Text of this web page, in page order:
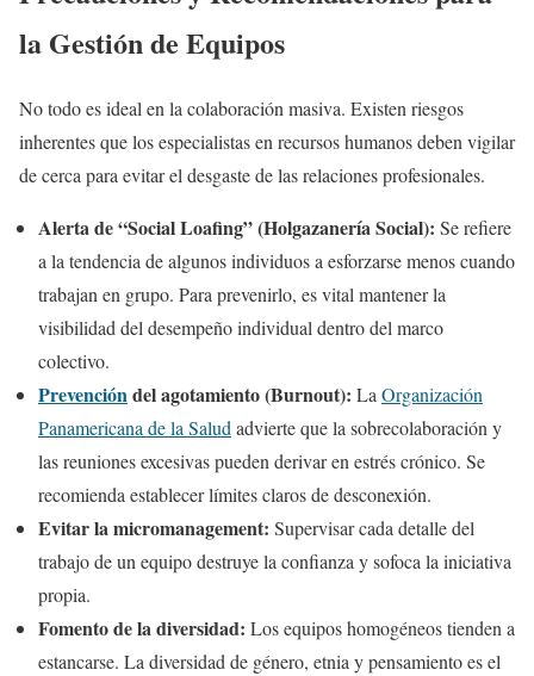
la Gestión de Equipos
No todo es ideal en la colaboración masiva. Existen riesgos
inherentes que los especialistas en recursos humanos deben vigilar
de cerca para evitar el desgaste de las relaciones profesionales.
Alerta de “Social Loafing” (Holgazanería Social): Se refiere
a la tendencia de algunos individuos a esforzarse menos cuando
trabajan en grupo. Para prevenirlo, es vital mantener la
visibilidad del desempeño individual dentro del marco
colectivo.
Prevencióndel agotamiento (Burnout): LaOrganización
Panamericana de la Saludadvierte que la sobrecolaboración y
las reuniones excesivas pueden derivar en estrés crónico. Se
recomienda establecer límites claros de desconexión.
Evitar la micromanagement: Supervisar cada detalle del
trabajo de un equipo destruye la confianza y sofoca la iniciativa
propia.
Fomento de la diversidad: Los equipos homogéneos tienden a
estancarse. La diversidad de género, etnia y pensamiento es el